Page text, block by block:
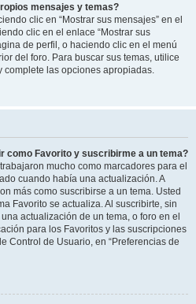
mensajes y temas?
clic en “Mostrar sus mensajes” en el
clic en el enlace “Mostrar sus
de perfil, o haciendo clic en el menú
del foro. Para buscar sus temas, utilice
complete las opciones apropiadas.
como Favorito y suscribirme a un tema?
mucho como marcadores para el
cuando había una actualización. A
más como suscribirse a un tema. Usted
Favorito se actualiza. Al suscribirte, sin
actualización de un tema, o foro en el
para los Favoritos y las suscripciones
Control de Usuario, en “Preferencias de